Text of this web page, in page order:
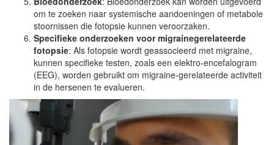
om te zoeken naar systemische aandoeningen of metabole
stoornissen die fotopsie kunnen veroorzaken.
Specifieke onderzoeken voor migrainegerelateerde
fotopsie: Als fotopsie wordt geassocieerd met migraine,
kunnen specifieke testen, zoals een elektro-encefalogram
(EEG), worden gebruikt om migraine-gerelateerde activiteit
in de hersenen te evalueren.